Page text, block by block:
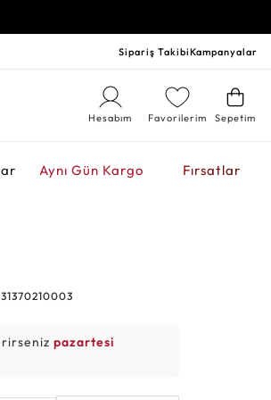
Sipariş TakibiKampanyalar
Sepetim
Favorilerim
Hesabım
Aynı Gün Kargo Fırsatlar
pazartesi